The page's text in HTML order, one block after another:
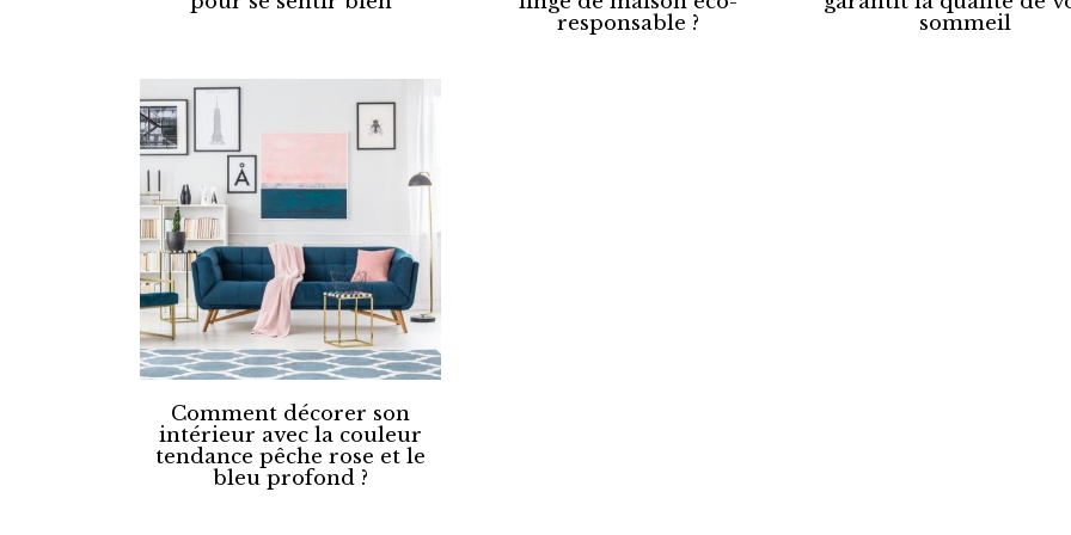
responsable ?
sommeil
Comment décorer son
intérieur avec la couleur
tendance pêche rose et le
bleu profond ?